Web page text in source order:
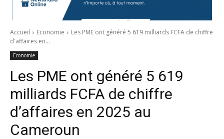
Accueil Economie
Les PME ont généré 5 619 milliards FCFA de chiffre
d'affaires en...
Economie
Les PME ont généré 5 619
milliards FCFA de chiffre
d’affaires en 2025 au
Cameroun